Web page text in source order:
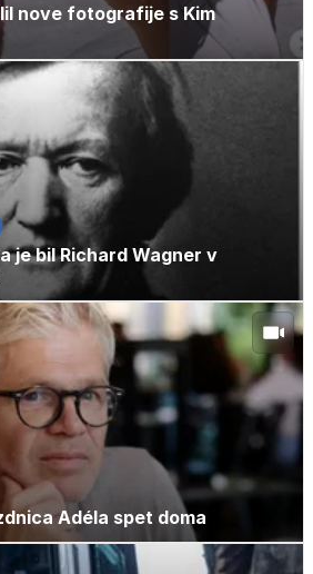
nove fotografije s Kim
je bil Richard Wagner v
Adéla spet doma